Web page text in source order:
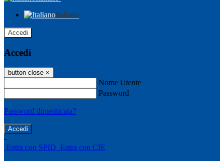
Italiano
Accedi
Accedi
button close ×
Nome Utente
Password
Password dimenticata?
-
Entra con SPID Entra con CIE